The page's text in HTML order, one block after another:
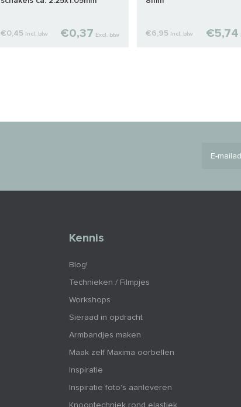
€0,45 Incl. btw €0,37 Excl. btw €6,95 Incl. btw €5,74
Kennis
Blog!
Technieken / Filmpjes
Workshops
Sieraad in opdracht
Armbandjes maken
Maak zelf Maxima oorbellen
Inspiratie
Inspiratie foto's aanleveren